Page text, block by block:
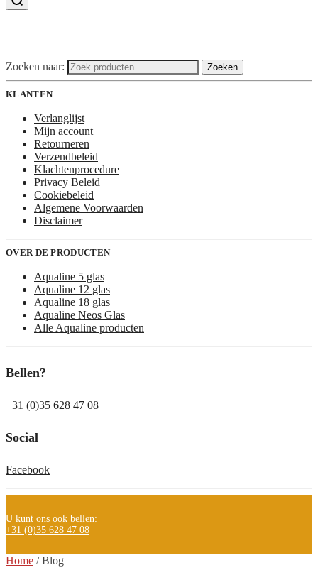
Zoeken naar: Zoeken
KLANTEN
Verlanglijst
Mijn account
Retourneren
Verzendbeleid
Klachtenprocedure
Privacy Beleid
Cookiebeleid
Algemene Voorwaarden
Disclaimer
OVER DE PRODUCTEN
Aqualine 5 glas
Aqualine 12 glas
Aqualine 18 glas
Aqualine Neos Glas
Alle Aqualine producten
Bellen?
+31 (0)35 628 47 08
Social
Facebook
U kunt ons ook bellen:
+31 (0)35 628 47 08
Home /Blog